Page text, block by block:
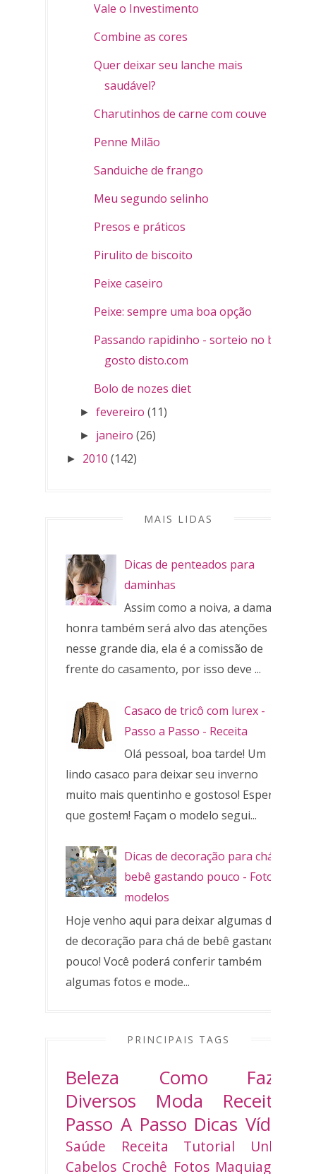
Vale o Investimento
Combine as cores
Quer deixar seu lanche mais
saudável?
Charutinhos de carne com couve
Penne Milão
Sanduiche de frango
Meu segundo selinho
Presos e práticos
Pirulito de biscoito
Peixe caseiro
Peixe: sempre uma boa opção
Passando rapidinho - sorteio no blog
gosto disto.com
Bolo de nozes diet
►fevereiro (11)
► janeiro (26)
► 2010 (142)
MAIS LIDAS
Dicas de penteados para
daminhas
Assim como a noiva, a dama de
honra também será alvo das atenções
nesse grande dia, ela é a comissão de
frente do casamento, por isso deve ...
Casaco de tricô com lurex -
Passo a Passo - Receita
Olá pessoal, boa tarde! Um
lindo casaco para deixar seu inverno
muito mais quentinho e gostoso! Espero
que gostem! Façam o modelo segui...
Dicas de decoração para chá de
bebê gastando pouco - Fotos e
modelos
Hoje venho aqui para deixar algumas dicas
de decoração para chá de bebê gastando
pouco! Você poderá conferir também
algumas fotos e mode...
PRINCIPAIS TAGS
Beleza
Como Fazer
Diversos
Moda
Receitas
Passo A Passo Dicas Vídeo
Saúde Receita Tutorial
Unhas
Cabelos Crochê Fotos Maquiagem